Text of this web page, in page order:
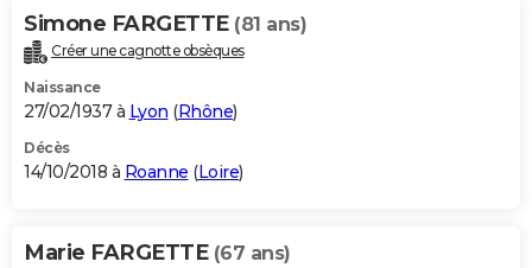
Simone FARGETTE (81 ans)
Créer une cagnotte obsèques
Naissance
27/02/1937 à Lyon (Rhône)
Décès
14/10/2018 à Roanne (Loire)
Marie FARGETTE (67 ans)